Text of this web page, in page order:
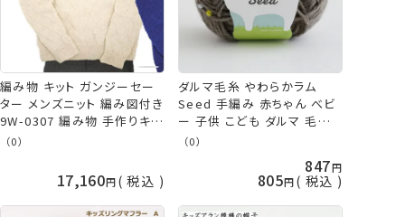
編み物 キット ガンジーセー
ター メンズニット 編み図付き
9W-0307 編み物 手作りキッ
ト セット かぎ針 編み かぎ針
男性 手編み かわいい シンプ
ル おしゃれ ダルマ 横田
DARUMA 手芸の山久
（0）
17,160 税込
ダルマ毛糸 やわらかラム
Seed 手編み 赤ちゃん べビ
ー 子供 こども ダルマ 毛糸
横田 daruma ykt 手芸の山
（0）
847
805 税込